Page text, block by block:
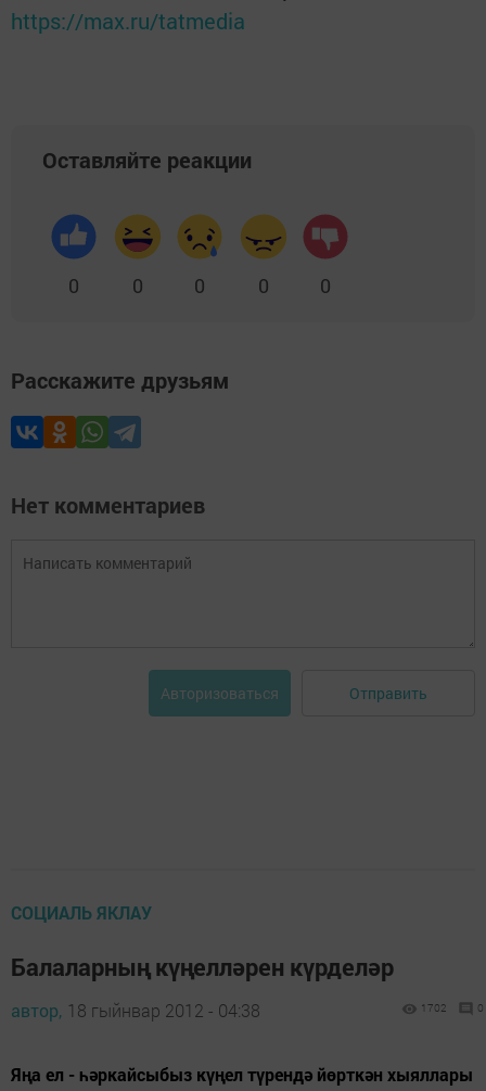
https://max.ru/tatmedia
Оставляйте реакции
0 0 0 0 0
Расскажите друзьям
Нет комментариев
Авторизоваться Отправить
СОЦИАЛЬ ЯКЛАУ
Балаларның күңелләрен күрделәр
автор, 18 гыйнвар 2012 - 04:38 1702 0
Яңа ел - һәркайсыбыз күңел түрендә йөрткән хыяллары